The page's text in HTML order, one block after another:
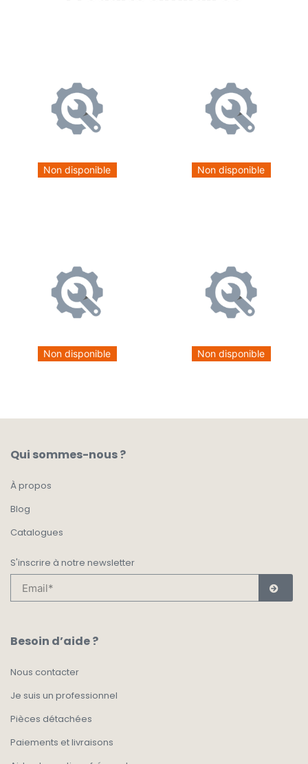
Non disponible Non disponible
Non disponible Non disponible
Qui sommes-nous ?
À propos
Blog
Catalogues
S'inscrire à notre newsletter
Besoin d’aide ?
Nous contacter
Je suis un professionnel
Pièces détachées
Paiements et livraisons